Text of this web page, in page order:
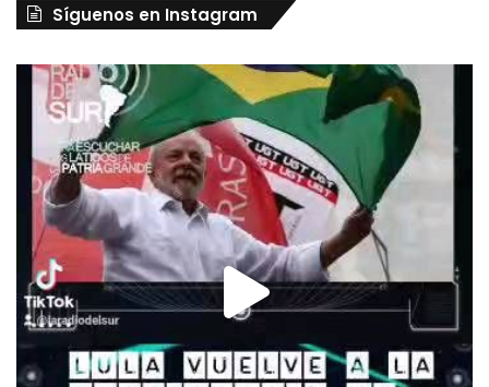
Síguenos en Instagram